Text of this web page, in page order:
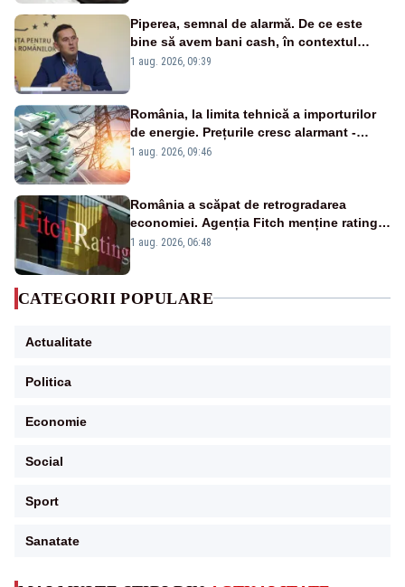
Piperea, semnal de alarmă. De ce este
bine să avem bani cash, în contextul
alertei energetice?
1 aug. 2026, 09:39
România, la limita tehnică a importurilor
de energie. Prețurile cresc alarmant -
Analiză Realitatea Plus
1 aug. 2026, 09:46
România a scăpat de retrogradarea
economiei. Agenția Fitch menține ratingul
„BBB-” cu perspectivă negativă
1 aug. 2026, 06:48
CATEGORII POPULARE
Actualitate
Politica
Economie
Social
Sport
Sanatate